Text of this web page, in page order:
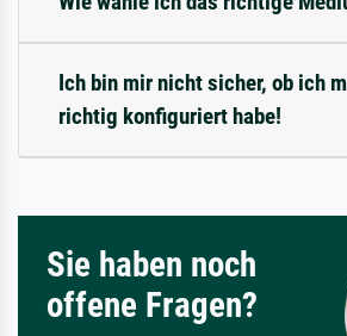
Ich bin mir nicht sicher, ob ich
richtig konfiguriert habe!
Sie haben noch
offene Fragen?